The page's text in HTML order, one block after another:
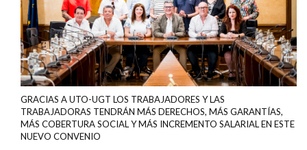
GRACIAS A UTO-UGT LOS TRABAJADORES Y LAS
TRABAJADORAS TENDRÁN MÁS DERECHOS, MÁS GARANTÍAS,
MÁS COBERTURA SOCIAL Y MÁS INCREMENTO SALARIAL EN ESTE
NUEVO CONVENIO